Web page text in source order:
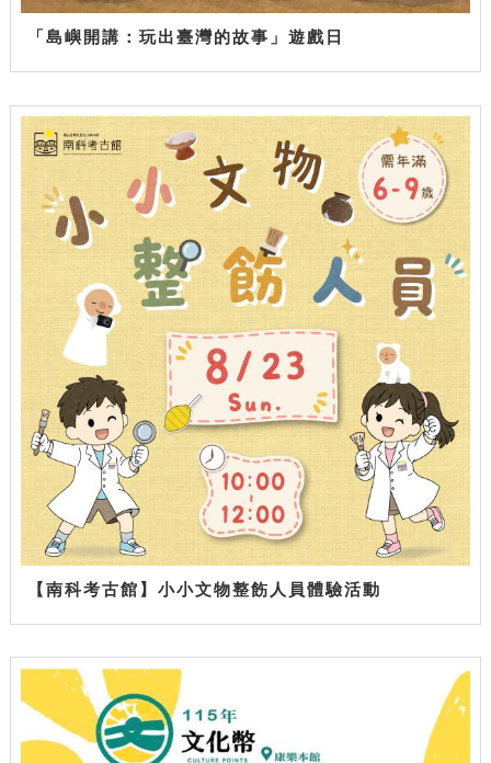
「島嶼開講：玩出臺灣的故事」遊戲日
【南科考古館】小小文物整飭人員體驗活動